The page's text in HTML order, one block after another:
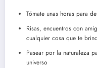
Tómate unas horas para
Risas, encuentros con
cualquier cosa que te
Pasear por la naturaleza
universo